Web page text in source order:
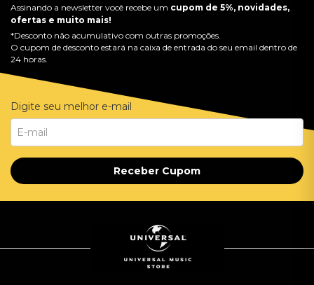
Assinando a newsletter você recebe um cupom de 5%, novidades,
ofertas e muito mais!
*Desconto não acumulativo com outras promoções.
O cupom de desconto estará na caixa de entrada do seu email dentro de
24 horas.
Digite seu melhor e-mail
Receber Cupom